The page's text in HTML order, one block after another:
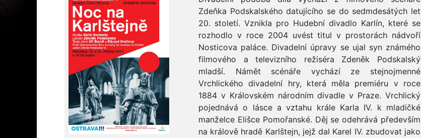
Zdeňka Podskalského datujícího se do sedmdesátých let
20. století. Vznikla pro Hudební divadlo Karlín, které se
rozhodlo v roce 2004 uvést titul v prostorách nádvoří
Nosticova paláce. Divadelní úpravy se ujal syn známého
filmového a televizního režiséra Zdeněk Podskalský
mladší. Námět scénáře vychází ze stejnojmenné
Vrchlického divadelní hry, která měla premiéru v roce
1884 v Královském národním divadle v Praze. Vrchlický
pojednává o lásce a vztahu krále Karla IV. k mladičké
manželce Elišce Pomořanské. Děj se odehrává především
na králově hradě Karlštejn, jejž dal Karel IV. zbudovat jako